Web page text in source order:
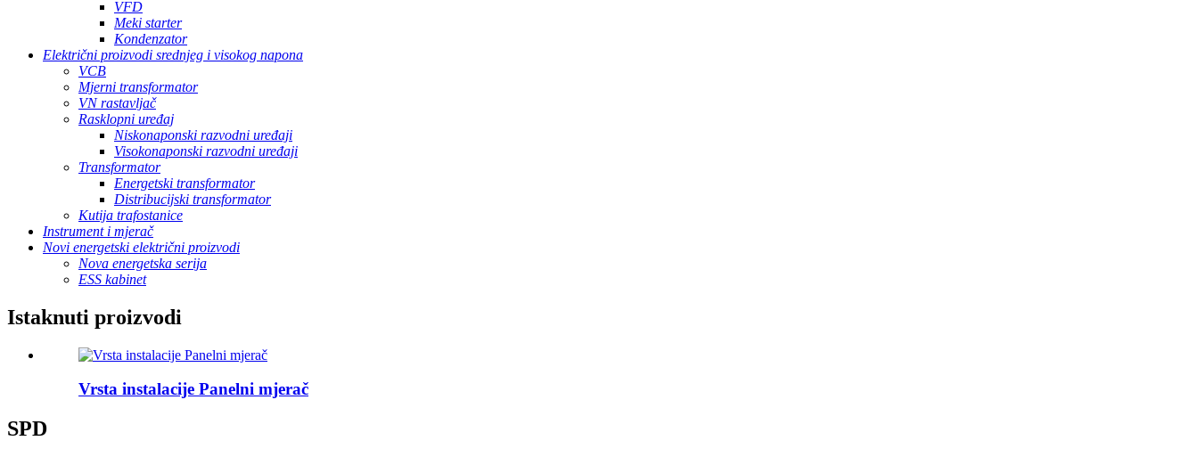
VFD
Meki starter
Kondenzator
Električni proizvodi srednjeg i visokog napona
VCB
Mjerni transformator
VN rastavljač
Rasklopni uređaj
Niskonaponski razvodni uređaji
Visokonaponski razvodni uređaji
Transformator
Energetski transformator
Distribucijski transformator
Kutija trafostanice
Instrument i mjerač
Novi energetski električni proizvodi
Nova energetska serija
ESS kabinet
Istaknuti proizvodi
Vrsta instalacije Panelni mjerač
SPD